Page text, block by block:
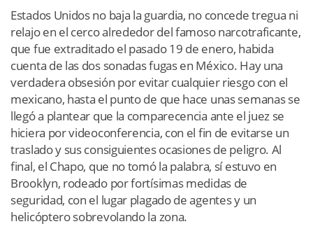
Estados Unidos no baja la guardia, no concede tregua ni
relajo en el cerco alrededor del famoso narcotraficante,
que fue extraditado el pasado 19 de enero, habida
cuenta de las dos sonadas fugas en México. Hay una
verdadera obsesión por evitar cualquier riesgo con el
mexicano, hasta el punto de que hace unas semanas se
llegó a plantear que la comparecencia ante el juez se
hiciera por videoconferencia, con el fin de evitarse un
traslado y sus consiguientes ocasiones de peligro. Al
final, el Chapo, que no tomó la palabra, sí estuvo en
Brooklyn, rodeado por fortísimas medidas de
seguridad, con el lugar plagado de agentes y un
helicóptero sobrevolando la zona.